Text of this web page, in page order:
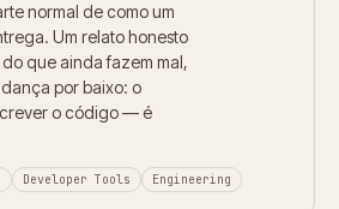
normal de como um
Um relato honesto
que ainda fazem mal,
por baixo: o
o código — é
Developer Tools Engineering